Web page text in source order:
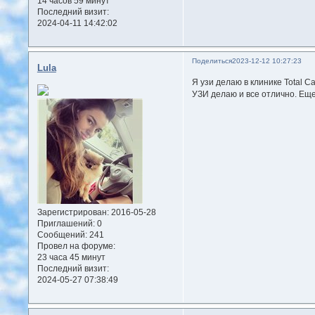
Последний визит:
2024-04-11 14:42:02
Поделиться2023-12-12 10:27:23
Lula
Зарегистрирован: 2016-05-28
Приглашений:0
Сообщений:241
Провел на форуме:
23 часа 45 минут
Последний визит:
2024-05-27 07:38:49
Я узи делаю в клинике Total
УЗИ делаю и все отлично.